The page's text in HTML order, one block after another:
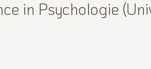
in Psychologie